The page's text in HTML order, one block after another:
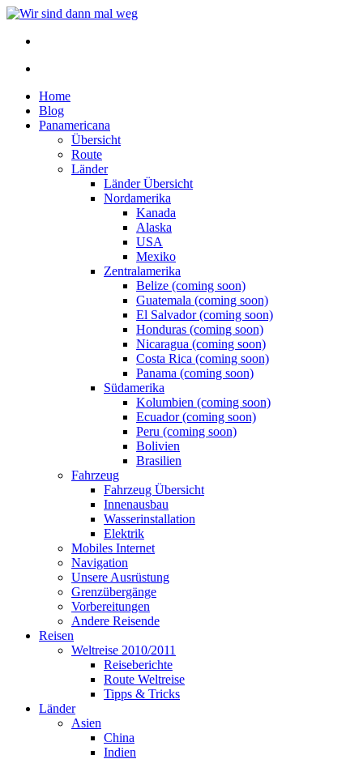
Home
Blog
Panamericana
Übersicht
Route
Länder
Länder Übersicht
Nordamerika
Kanada
Alaska
USA
Mexiko
Zentralamerika
Belize (coming soon)
Guatemala (coming soon)
El Salvador (coming soon)
Honduras (coming soon)
Nicaragua (coming soon)
Costa Rica (coming soon)
Panama (coming soon)
Südamerika
Kolumbien (coming soon)
Ecuador (coming soon)
Peru (coming soon)
Bolivien
Brasilien
Fahrzeug
Fahrzeug Übersicht
Innenausbau
Wasserinstallation
Elektrik
Mobiles Internet
Navigation
Unsere Ausrüstung
Grenzübergänge
Vorbereitungen
Andere Reisende
Reisen
Weltreise 2010/2011
Reiseberichte
Route Weltreise
Tipps & Tricks
Länder
Asien
China
Indien